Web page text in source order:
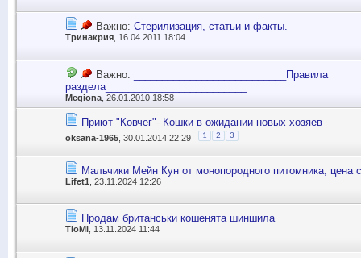
Важно: Стерилизация, статьи и факты.
Тринакрия, 16.04.2011 18:04
Важно:
___________________________Правила
раздела_________________________
Megiona , 26.01.2010 18:58
Приют "Ковчег"- Кошки в ожидании новых хозяев
oksana-1965 , 30.01.2014 22:29 1 2 3
Мальчики Мейн Кун от монопородного питомника, цена
Lifet1 , 23.11.2024 12:26
Продам британськи кошенята шиншила
TioMi , 13.11.2024 11:44